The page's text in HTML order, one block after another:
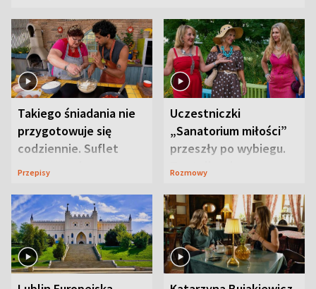
Takiego śniadania nie
przygotowuje się
codziennie. Suflet
serowy zachwyca
Przepisy
Uczestniczki
„Sanatorium miłości”
przeszły po wybiegu.
Te stylizacje
Rozmowy